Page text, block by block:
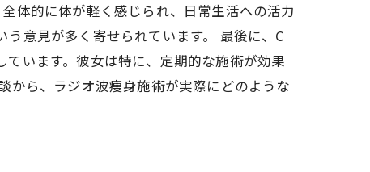
体的に体が軽く感じられ、日常生活への活力
意見が多く寄せられています。 最後に、C
います。彼女は特に、定期的な施術が効果
から、ラジオ波痩身施術が実際にどのような